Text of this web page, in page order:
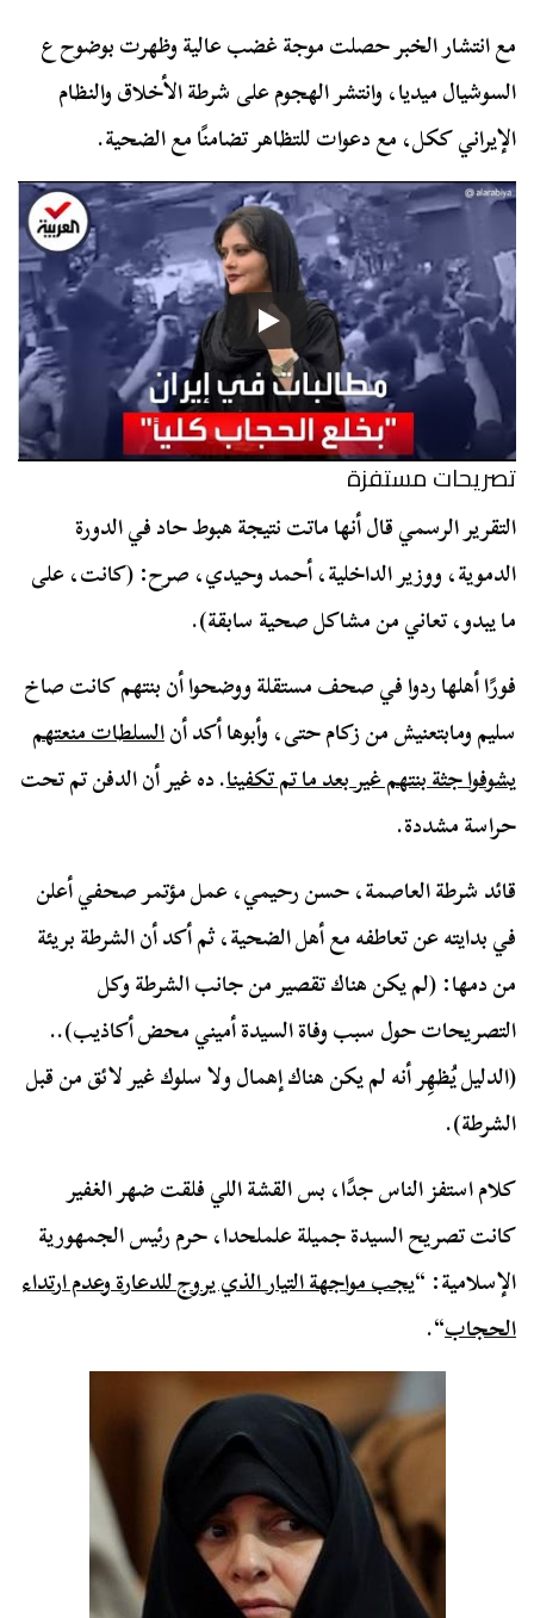
مع انتشار الخبر حصلت موجة غضب عالية وظهرت بوضوح ع
السوشيال ميديا، وانتشر الهجوم على شرطة الأخلاق والنظام
الإيراني ككل، مع دعوات للتظاهر تضامنًا مع الضحية.
تصريحات مستفزة
التقرير الرسمي قال أنها ماتت نتيجة هبوط حاد في الدورة
الدموية، ووزير الداخلية، أحمد وحيدي، صرح: (كانت، على
ما يبدو، تعاني من مشاكل صحية سابقة).
فورًا أهلها ردوا في صحف مستقلة ووضحوا أن بنتهم كانت صاخ
سليم ومابتعنيش من زكام حتى، وأبوها أكد أنالسلطات منعتهم
يشوفوا جثة بنتهم غير بعد ما تم تكفينا. ده غير أن الدفن تم تحت
حراسة مشددة.
قائد شرطة العاصمة، حسن رحيمي، عمل مؤتمر صحفي أعلن
في بدايته عن تعاطفه مع أهل الضحية، ثم أكد أن الشرطة بريئة
من دمها: (لم يكن هناك تقصير من جانب الشرطة وكل
التصريحات حول سبب وفاة السيدة أميني محض أكاذيب)..
(الدليل يُظهِر أنه لم يكن هناك إهمال ولا سلوك غير لائق من قبل
الشرطة).
كلام استفز الناس جدًا، بس القشة اللي فلقت ضهر الغفير
كانت تصريح السيدة جميلة علملحدا، حرم رئيس الجمهورية
الإسلامية: “يجب مواجهة التيار الذي يروج للدعارة وعدم ارتداء
الحجاب“.